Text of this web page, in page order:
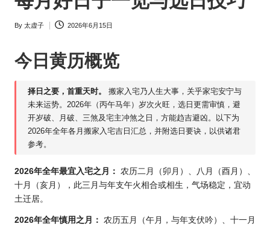
历
Posted
By 太虚子 2026年6月15日
今日黄历概览
择日之要，首重天时。
搬家入宅乃人生大事，关乎家宅安宁与
未来运势。2026年（丙午马年）岁次火旺，选日更需审慎，避
开岁破、月破、三煞及宅主冲煞之日，方能趋吉避凶。以下为
2026年全年各月搬家入宅吉日汇总，并附选日要诀，以供诸君
参考。
2026年全年最宜入宅之月：
农历二月（卯月）、八月（酉月）、
十月（亥月），此三月与年支午火相合或相生，气场稳定，宜动
土迁居。
2026年全年慎用之月：
农历五月（午月，与年支伏吟）、十一月